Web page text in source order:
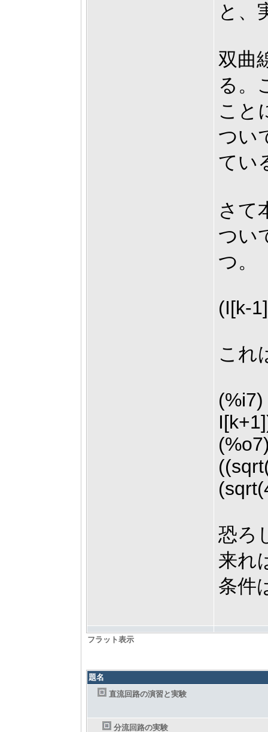
と、
双曲
る。
こと
つい
てい
さて
つい
つ。
(I[k-
これ
恐ろ
来れ
条件
フラット表示
題名
直流回路の演習と実験
分流回路の実験